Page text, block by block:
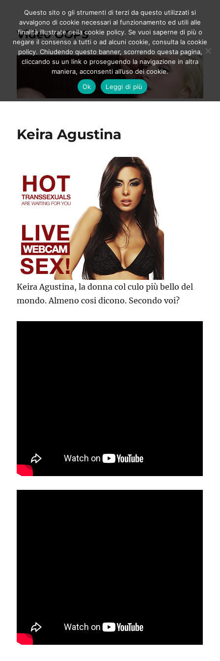
Video OOPS
Keira Agustina
Keira Agustina, la donna col culo più bello del
mondo. Almeno cosi dicono. Secondo voi?
Questo sito o gli strumenti di terzi da questo utilizzati si
avvalgono di cookie necessari al funzionamento ed utili alle
finalità illustrate nella cookie policy. Se vuoi saperne di più o
negare il consenso a tutti o ad alcuni cookie, consulta la cookie
policy. Chiudendo questo banner, scorrendo questa pagina,
cliccando su un link o proseguendo la navigazione in altra
maniera, acconsenti all’uso dei cookie.
Ok
Leggi di più